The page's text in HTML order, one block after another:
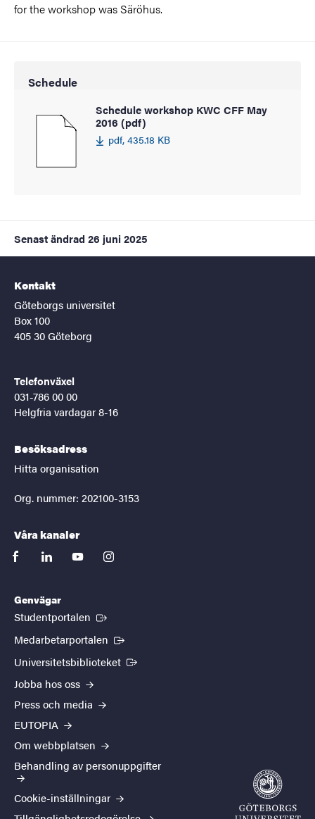
for the workshop was Säröhus.
Schedule
Schedule workshop KWC CFF May
2016 (pdf)
pdf, 435.18 KB
Senast ändrad 26 juni 2025
Kontakt
Göteborgs universitet
Box 100
405 30 Göteborg
Telefonväxel
031-786 00 00
Helgfria vardagar 8-16
Besöksadress
Hitta organisation
Org. nummer: 202100-3153
Våra kanaler
facebooklinkedinyoutubeinstagram
Genvägar
Studentportalen (Extern länk)
Medarbetarportalen (Extern länk)
Universitetsbiblioteket (Extern länk)
Jobba hos oss
Press och media
EUTOPIA
Om webbplatsen
Behandling av personuppgifter
Cookie-inställningar